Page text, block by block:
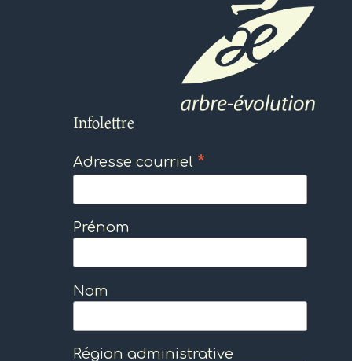
Infolettre
Adresse courriel *
Prénom
Nom
Région administrative